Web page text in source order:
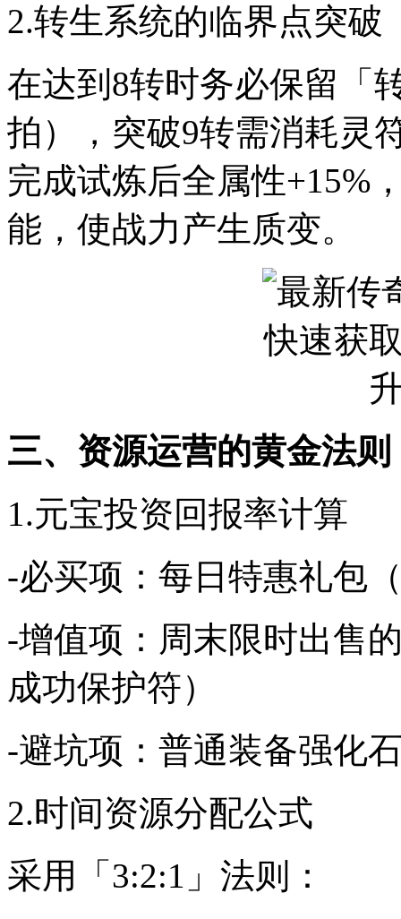
2.转生系统的临界点突破
在达到8转时务必保留「
拍），突破9转需消耗灵
完成试炼后全属性+15%
能，使战力产生质变。
三、资源运营的黄金法则
1.元宝投资回报率计算
-必买项：每日特惠礼包
-增值项：周末限时出售
成功保护符）
-避坑项：普通装备强化
2.时间资源分配公式
采用「3:2:1」法则：